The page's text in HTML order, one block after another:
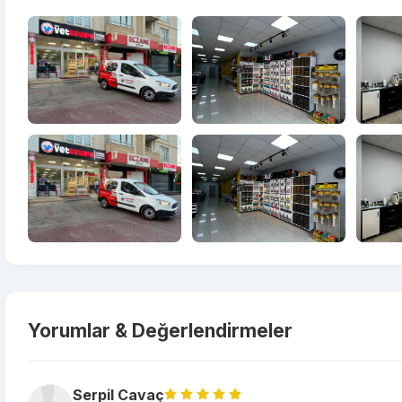
Yorumlar & Değerlendirmeler
Serpil Cavaç